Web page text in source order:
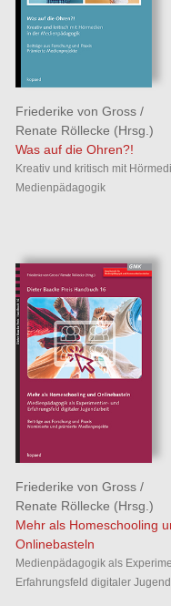
Friederike von Gross/
Renate Röllecke (Hrsg.)
Was auf die Ohren?!
Kreativ und kritisch mit
Medienpädagogik
Friederike von Gross/
Renate Röllecke (Hrsg.)
Mehr als Homeschooling
Onlinebasteln
Medienpädagogik als
Erfahrungsfeld digitaler